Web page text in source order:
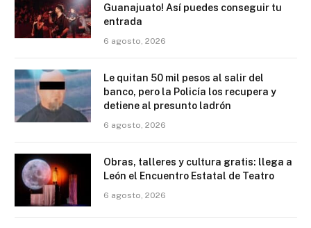
Guanajuato! Así puedes conseguir tu
entrada
6 agosto, 2026
Le quitan 50 mil pesos al salir del
banco, pero la Policía los recupera y
detiene al presunto ladrón
6 agosto, 2026
Obras, talleres y cultura gratis: llega a
León el Encuentro Estatal de Teatro
6 agosto, 2026